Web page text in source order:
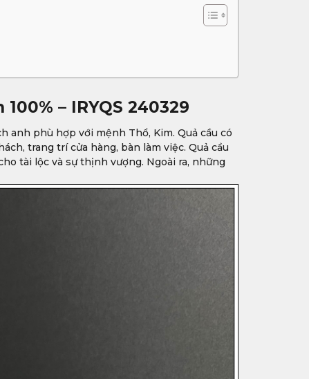
– IRYQS 240329
anh phù hợp với mệnh Thổ, Kim. Quả cầu có
trang trí cửa hàng, bàn làm việc. Quả cầu
tài lộc và sự thịnh vượng. Ngoài ra, những